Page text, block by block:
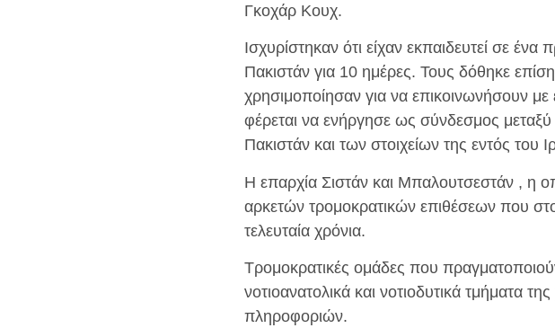
Γκοχάρ Κουχ.
Ισχυρίστηκαν ότι είχαν εκπαιδευτεί σε
Πακιστάν για 10 ημέρες. Τους δόθηκε
χρησιμοποίησαν για να επικοινωνήσουν
φέρεται να ενήργησε ως σύνδεσμος
Πακιστάν και των στοιχείων της εντός του
Η επαρχία Σιστάν και Μπαλουτσεστάν , η
αρκετών τρομοκρατικών επιθέσεων που
τελευταία χρόνια.
Τρομοκρατικές ομάδες που
νοτιοανατολικά και νοτιοδυτικά τμήματα
πληροφοριών.